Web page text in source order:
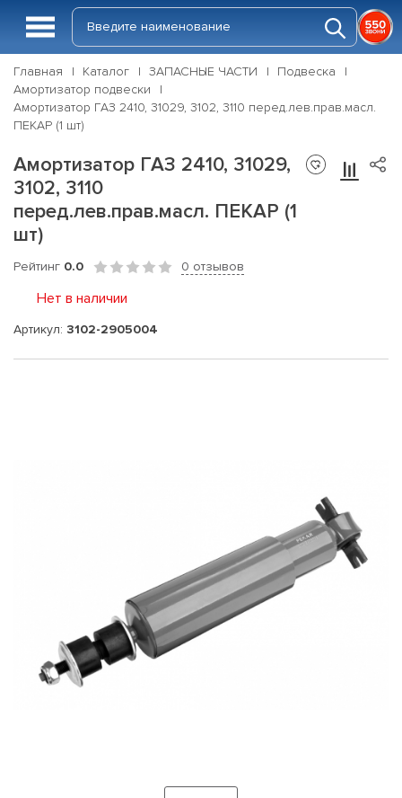
Главная Каталог ЗАПАСНЫЕ ЧАСТИ
Подвеска
Амортизатор подвески
Амортизатор ГАЗ 2410, 31029, 3102, 3110 перед.лев.прав.масл.
ПЕКАР (1 шт)
Амортизатор ГАЗ 2410, 31029,
3102, 3110
перед.лев.прав.масл. ПЕКАР (1
шт)
Рейтинг 0.0 0 отзывов
Нет в наличии
Артикул: 3102-2905004